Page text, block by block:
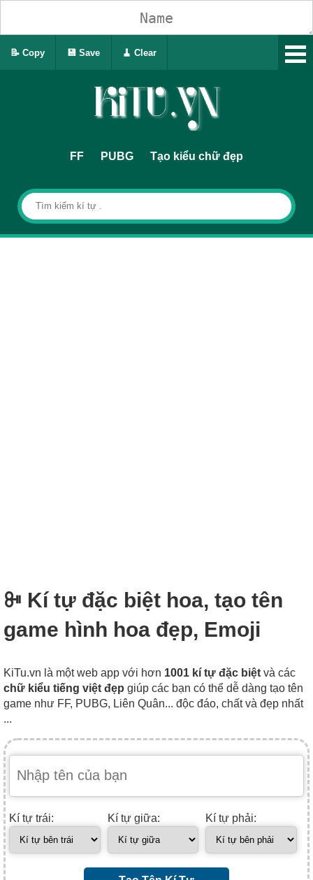
FF PUBG Tạo kiểu chữ đẹp
ꔻ Kí tự đặc biệt hoa, tạo tên
game hình hoa đẹp, Emoji
KiTu.vn là một web app với hơn 1001 kí tự đặc biệt và các
chữ kiểu tiếng việt đẹp giúp các bạn có thể dễ dàng tạo tên
game như FF, PUBG, Liên Quân... độc đáo, chất và đẹp nhất
...
Kí tự trái: Kí tự giữa: Kí tự phải:
📝 Copy 💾 Save 🧹 Clear